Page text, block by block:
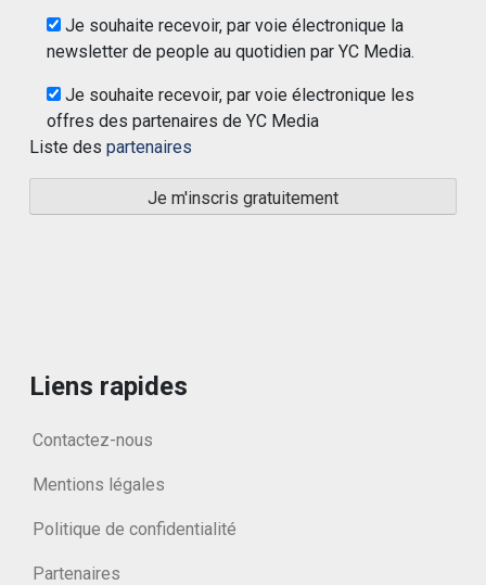
Je souhaite recevoir, par voie électronique la
newsletter de people au quotidien par YC Media.
Je souhaite recevoir, par voie électronique les
offres des partenaires de YC Media
Liste des partenaires
Liens rapides
Contactez-nous
Mentions légales
Politique de confidentialité
Partenaires